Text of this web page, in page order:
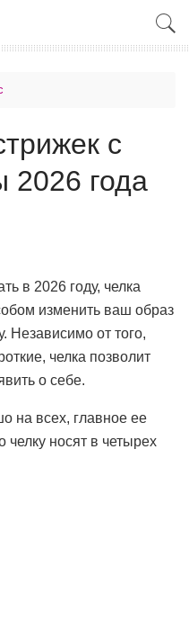
с
2026 года
в 2026 году, челка
изменить ваш образ
Независимо от того,
челка позволит
о себе.
на всех, главное ее
носят в четырех